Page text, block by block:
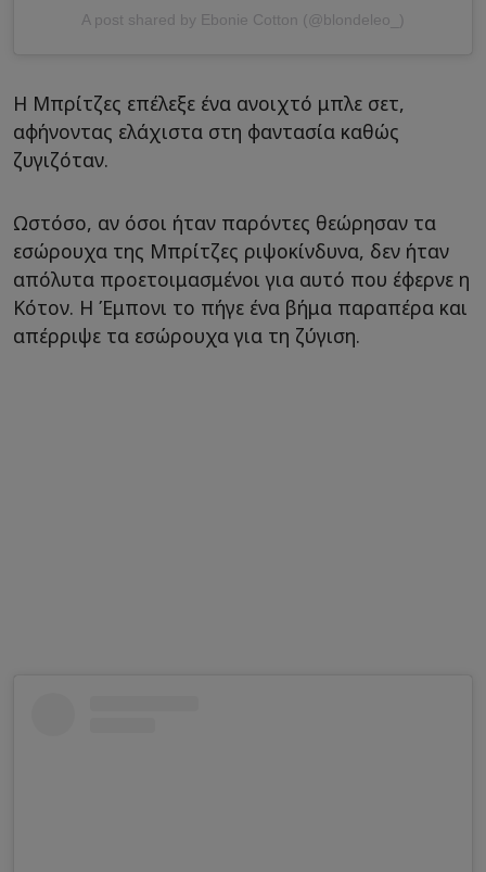
A post shared by Ebonie Cotton (@blondeleo_)
Η Μπρίτζες επέλεξε ένα ανοιχτό μπλε σετ,
αφήνοντας ελάχιστα στη φαντασία καθώς
ζυγιζόταν.
Ωστόσο, αν όσοι ήταν παρόντες θεώρησαν τα
εσώρουχα της Μπρίτζες ριψοκίνδυνα, δεν ήταν
απόλυτα προετοιμασμένοι για αυτό που έφερνε η
Κότον. Η Έμπονι το πήγε ένα βήμα παραπέρα και
απέρριψε τα εσώρουχα για τη ζύγιση.